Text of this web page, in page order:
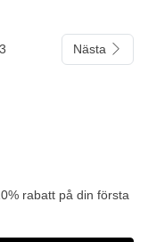
Nästa
rabatt på din första